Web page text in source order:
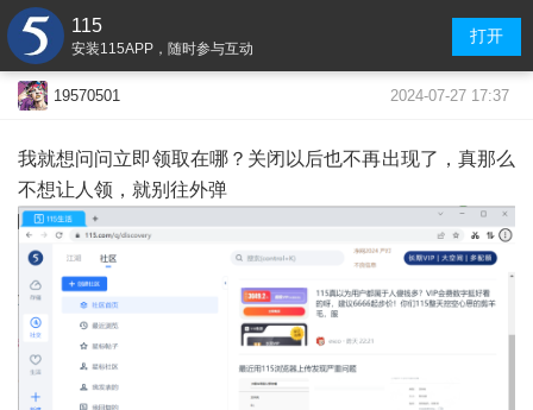
115
安装115APP，随时参与互动
打开
19570501 2024-07-27 17:37
我就想问问立即领取在哪？关闭以后也不再出现了，真那么
不想让人领，就别往外弹